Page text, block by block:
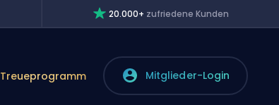
20.000+ zufriedene Kunden
Treueprogramm Mitglieder-Login